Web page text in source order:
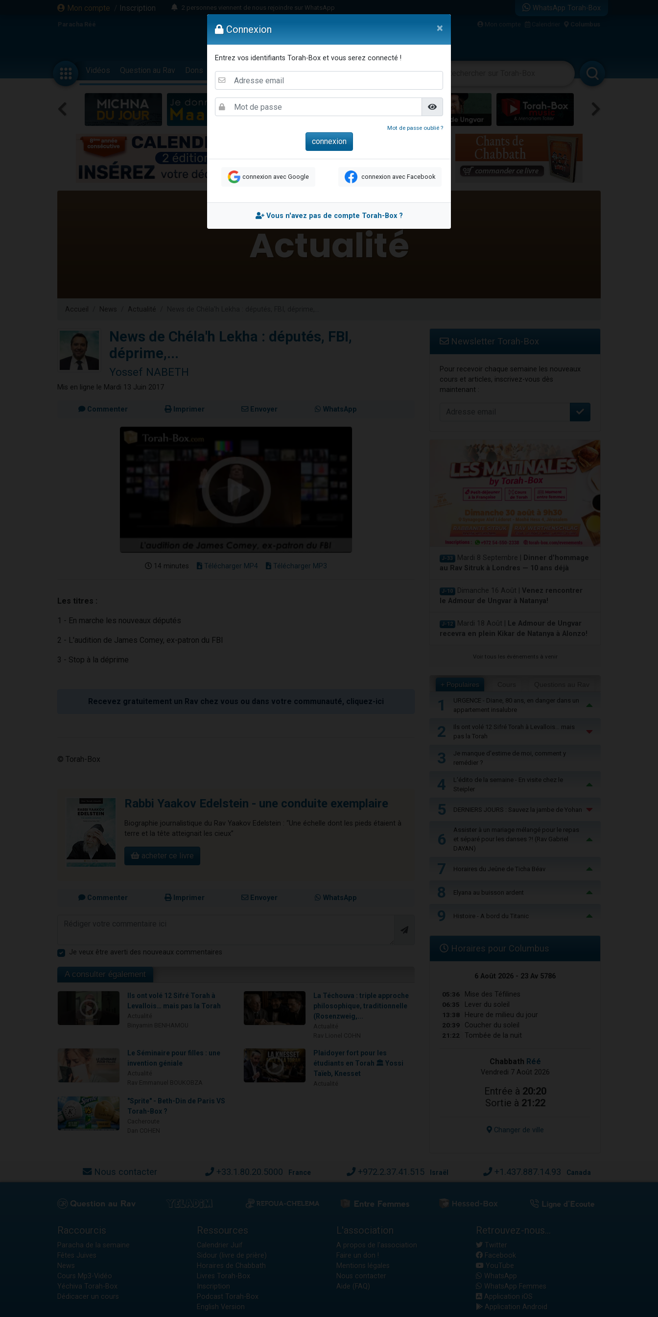
Mon compte / Inscription
2 personnes viennent de nous rejoindre sur WhatsApp
13 personnes viennent de demander une bénédiction
3 personnes viennent de nous rejoindre sur WhatsApp
2 personnes viennent de nous rejoindre sur WhatsApp
3 personnes viennent de nous rejoindre sur WhatsApp
2 nouvelles musiques dans Torah-Box Music
8 personnes viennent de faire un don pour Tsédaka : pauvres d'Israel
Nouvelle émission radio : Visions de grandeur n°104 : Le Chabbath et le Birkat Hamazone à travers le temps
61 personnes viennent de demander une bénédiction
Il reste 49 places pour étudier en groupe sur Zoom
Nathaniel vient de donner son Maasser
6 personnes viennent de faire un don pour 5 enfants déjà orphelins risquent de perdre leur maman
2 personnes viennent de faire un don pour Reloger Rivka, 6 enfants, victime de violences...
10 personnes viennent de demander une bénédiction
WhatsApp Torah-Box
Paracha Réé Mon compte Calendrier Columbus
Vidéos Question au Rav Dons Femmes Enfants Etude sur Texte Musique Paracha Divertissements
Accueil News Actualité
News de Chéla'h Lekha : députés, FBI,
déprime,...
Yossef NABETH
Mis en ligne le Mardi 13 Juin 2017
Commenter Imprimer Envoyer WhatsApp
14 minutes Télécharger MP4 Télécharger MP3
Les titres :
1 - En marche les nouveaux députés
2 - L'audition de James Comey, ex-patron du FBI
3 - Stop à la déprime
Recevez gratuitement un Rav chez vous ou dans votre communauté, cliquez-ici
© Torah-Box
Rabbi Yaakov Edelstein - une conduite exemplaire
Biographie journalistique du Rav Yaakov Edelstein : “Une échelle dont les pieds étaient à
terre et la tête atteignait les cieux”
acheter ce livre
Commenter Imprimer Envoyer WhatsApp
Je veux être averti des nouveaux commentaires
A consulter également
Ils ont volé 12 Sifré Torah à
Levallois… mais pas la Torah
La Téchouva : triple approche
philosophique, traditionnelle
(Rosenzweig,...
Le Séminaire pour filles : une
invention géniale
Plaidoyer fort pour les
étudiants en Torah 🏛️ Yossi
Taïeb, Knesset
"Sprite" - Beth-Din de Paris VS
Torah-Box ?
Newsletter Torah-Box
Pour recevoir chaque semaine les nouveaux
cours et articles, inscrivez-vous dès
maintenant :
J-33 Mardi 8 Septembre |
Dinner d'hommage
au Rav Sitruk à Londres — 10 ans déjà
J-10 Dimanche 16 Août | Venez rencontrer
le Admour de Ungvar à Natanya!
J-12 Mardi 18 Août |
Le Admour de Ungvar
recevra en plein Kikar de Natanya à Alonzo!
Voir tous les événements à venir
+ Populaires
1
URGENCE - Diane, 80 ans, en danger dans un
appartement insalubre
2
Ils ont volé 12 Sifré Torah à Levallois… mais
pas la Torah
3
Je manque d'estime de moi, comment y
remédier ?
4
L'édito de la semaine - En visite chez le
Steipler
5 DERNIERS JOURS : Sauvez la jambe de Yohan
6
Assister à un mariage mélangé pour le repas
et séparé pour les danses ?! (Rav Gabriel
DAYAN)
7 Horaires du Jeûne de Ticha Béav
8 Elyana au buisson ardent
9 Histoire - A bord du Titanic
Horaires pour Columbus
6 Août 2026 - 23 Av 5786
05:36 Mise des Téfilines
06:35 Lever du soleil
13:38 Heure de milieu du jour
20:39 Coucher du soleil
21:22 Tombée de la nuit
Chabbath Réé
Vendredi 7 Août 2026
Entrée à 20:20
Sortie à 21:22
Changer de ville
Nous contacter +33.1.80.20.5000 France +972.2.37.41.515 Israël +1.437.887.14.93 Canada
Raccourcis
Paracha de la semaine
Fêtes Juives
News
Cours Mp3-Vidéo
Yéchiva Torah-Box
Dédicacer un cours
Ressources
Calendrier Juif
Sidour (livre de prière)
Horaires de Chabbath
Livres Torah-Box
Inscription
Podcast Torah-Box
English Version
L'association
A propos de l'association
Faire un don !
Mentions légales
Nous contacter
Aide (FAQ)
Retrouvez-nous...
Twitter
Facebook
YouTube
WhatsApp
WhatsApp Femmes
Application iOS
Application Android
Connexion ×
Entrez vos identifiants Torah-Box et vous serez connecté !
Mot de passe oublié ?
connexion avec Google connexion avec Facebook
Vous n'avez pas de compte Torah-Box ?